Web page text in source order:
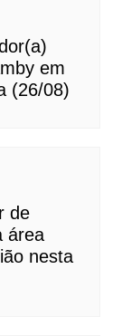
em
(26/08)
de
área
nesta